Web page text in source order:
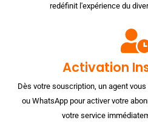
redéfinit l'expérience du
Activation
Dès votre souscription, un agent
ou WhatsApp pour activer votre
votre service